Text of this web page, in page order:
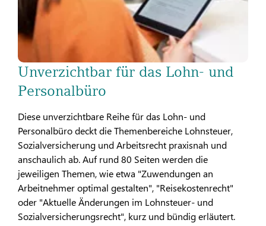
Unverzichtbar für das Lohn- und
Personalbüro
Diese unverzichtbare Reihe für das Lohn- und
Personalbüro deckt die Themenbereiche Lohnsteuer,
Sozialversicherung und Arbeitsrecht praxisnah und
anschaulich ab. Auf rund 80 Seiten werden die
jeweiligen Themen, wie etwa "Zuwendungen an
Arbeitnehmer optimal gestalten", "Reisekostenrecht"
oder "Aktuelle Änderungen im Lohnsteuer- und
Sozialversicherungsrecht", kurz und bündig erläutert.